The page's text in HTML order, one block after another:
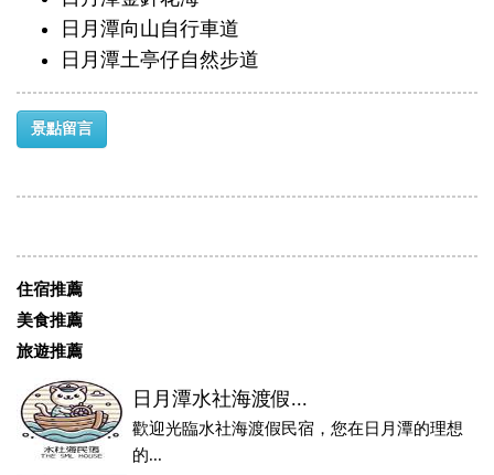
日月潭向山自行車道
日月潭土亭仔自然步道
景點留言
住宿推薦
美食推薦
旅遊推薦
日月潭水社海渡假...
歡迎光臨水社海渡假民宿，您在日月潭的理想
的...